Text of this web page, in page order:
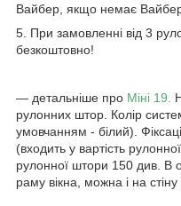
Вайбер, якщо немає
5. При замовленні від 3
безкоштовно!
― детальніше про Міні 19.
рулонних штор. Колір
умовчанням - білий).
(входить у вартість
рулонної штори 150 див. В
раму вікна, можна і на стіну